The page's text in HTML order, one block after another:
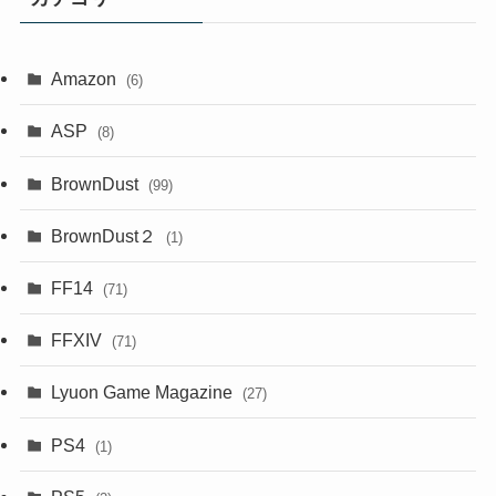
Amazon (6)
ASP (8)
BrownDust (99)
BrownDust２ (1)
FF14 (71)
FFXIV (71)
Lyuon Game Magazine (27)
PS4 (1)